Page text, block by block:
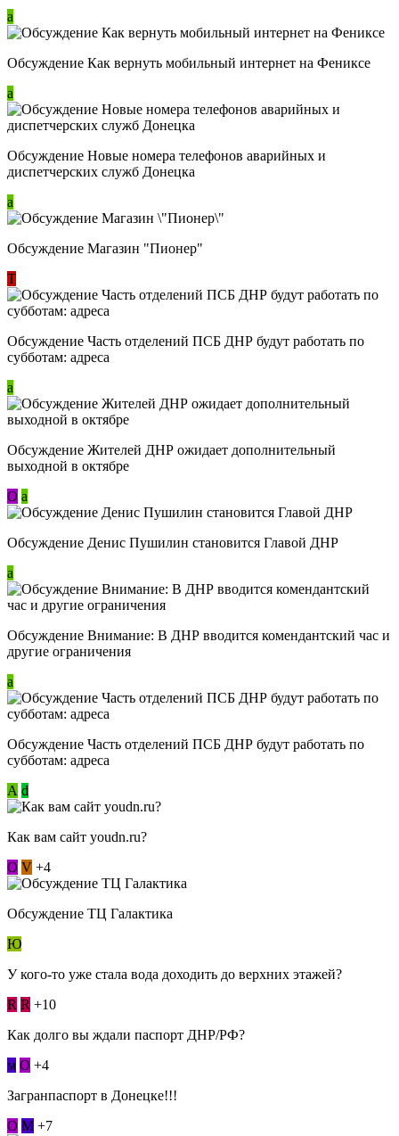
a
Обсуждение Как вернуть мобильный интернет на Фениксе
a
Обсуждение Новые номера телефонов аварийных и
диспетчерских служб Донецка
a
Обсуждение Магазин "Пионер"
Т
Обсуждение Часть отделений ПСБ ДНР будут работать по
субботам: адреса
a
Обсуждение Жителей ДНР ожидает дополнительный
выходной в октябре
О a
Обсуждение Денис Пушилин становится Главой ДНР
a
Обсуждение Внимание: В ДНР вводится комендантский час и
другие ограничения
a
Обсуждение Часть отделений ПСБ ДНР будут работать по
субботам: адреса
А d
Как вам сайт youdn.ru?
О V +4
Обсуждение ТЦ Галактика
Ю
У кого-то уже стала вода доходить до верхних этажей?
R R +10
Как долго вы ждали паспорт ДНР/РФ?
м О +4
Загранпаспорт в Донецке!!!
О М +7